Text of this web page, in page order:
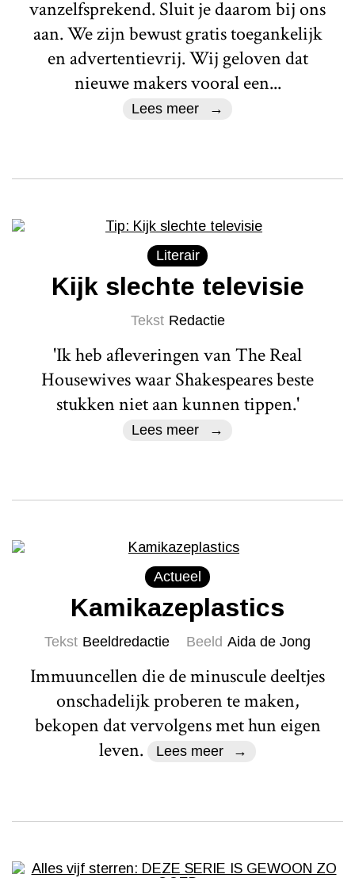
vanzelfsprekend. Sluit je daarom bij ons
aan. We zijn bewust gratis toegankelijk
en advertentievrij. Wij geloven dat
nieuwe makers vooral een...
Lees meer
Literair
Kijk slechte televisie
Tekst Redactie
'Ik heb afleveringen van The Real
Housewives waar Shakespeares beste
stukken niet aan kunnen tippen.'
Lees meer
Actueel
Kamikazeplastics
Tekst Beeldredactie Beeld Aida de Jong
Immuuncellen die de minuscule deeltjes
onschadelijk proberen te maken,
bekopen dat vervolgens met hun eigen
leven.
Lees meer